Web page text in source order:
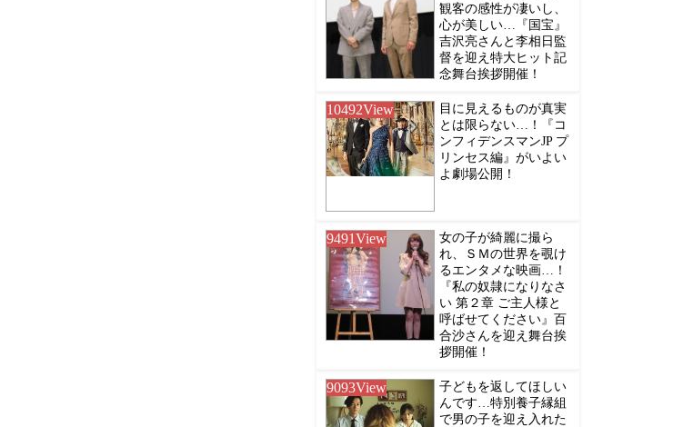
観客の感性が凄いし、
心が美しい…『国宝』
吉沢亮さんと李相日監
督を迎え特大ヒット記
念舞台挨拶開催！
10492View
目に見えるものが真実
とは限らない…！『コ
ンフィデンスマンJP プ
リンセス編』がいよい
よ劇場公開！
9491View
女の子が綺麗に撮ら
れ、ＳＭの世界を覗け
るエンタメな映画…！
『私の奴隷になりなさ
い 第２章 ご主人様と
呼ばせてください』百
合沙さんを迎え舞台挨
拶開催！
9093View
子どもを返してほしい
んです…特別養子縁組
で男の子を迎え入れた